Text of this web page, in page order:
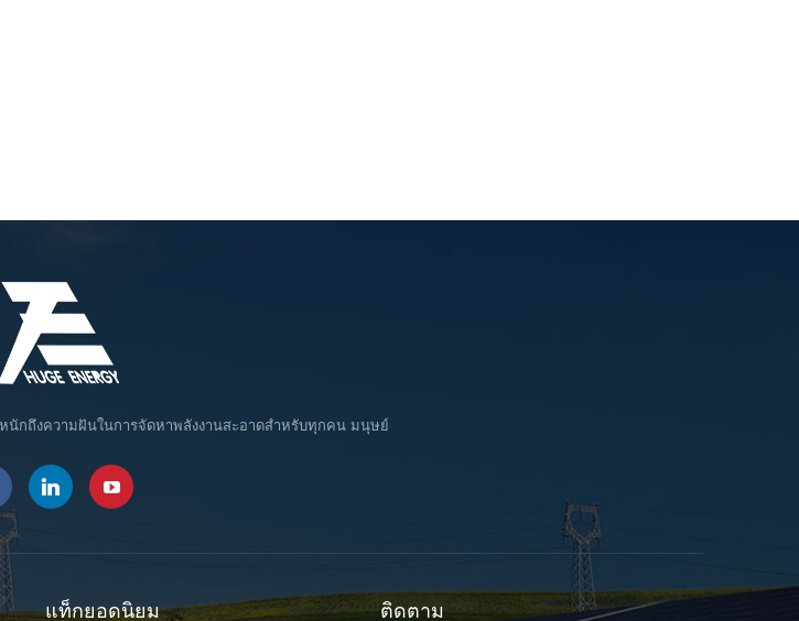
นักถึงความฝันในการจัดหาพลังงานสะอาดสำหรับทุกคน มนุษย์
แท็กยอดนิยม ติดตาม